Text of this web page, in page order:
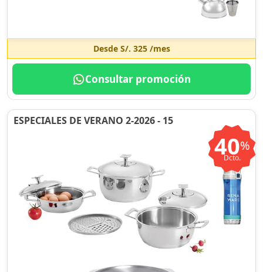
Desde S/. 325/mes
Consultar promoción
ESPECIALES DE VERANO 2-2026 - 15
40%
Dcto.